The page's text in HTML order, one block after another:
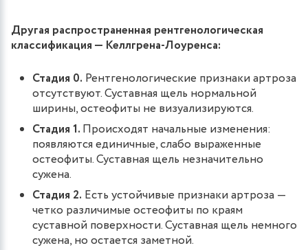
Другая распространенная рентгенологическая
классификация — Келлгрена-Лоуренса:
Стадия 0. Рентгенологические признаки артроза
отсутствуют. Суставная щель нормальной
ширины, остеофиты не визуализируются.
Стадия 1. Происходят начальные изменения:
появляются единичные, слабо выраженные
остеофиты. Суставная щель незначительно
сужена.
Стадия 2. Есть устойчивые признаки артроза —
четко различимые остеофиты по краям
суставной поверхности. Суставная щель немного
сужена, но остается заметной.